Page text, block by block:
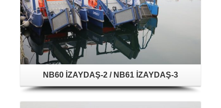
NB60 İZAYDAŞ-2 / NB61 İZAYDAŞ-3